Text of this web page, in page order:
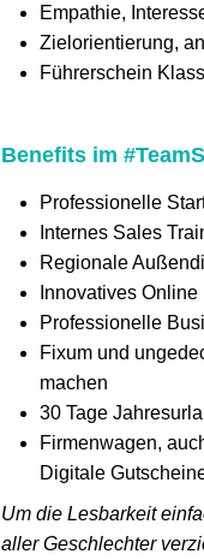
Empathie,
Zielorientierung,
Führerschein
Benefits im
Professionelle
Internes Sales
Regionale
Innovatives
Professionelle
Fixum und
machen
30 Tage
Firmenwagen,
Digitale
Um die Lesbarkeit
aller Geschlechter